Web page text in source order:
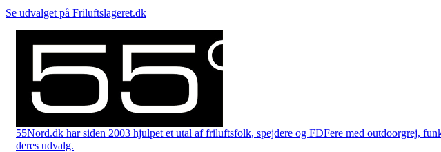
Se udvalget på Friluftslageret.dk
55Nord.dk har siden 2003 hjulpet et utal af friluftsfolk, spejdere og FDFere med outdoorgrej,
deres udvalg.